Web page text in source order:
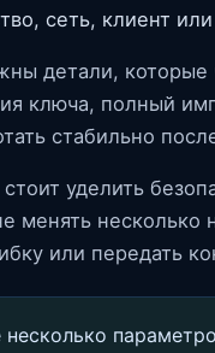
сеть, клиент
детали, которые
ключа, полный
стабильно
уделить
менять
или передать
несколько